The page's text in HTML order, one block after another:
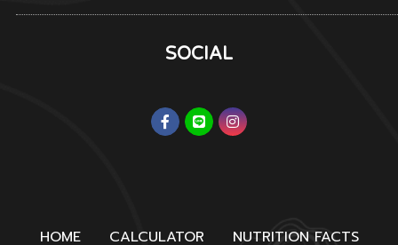
SOCIAL
HOME CALCULATOR NUTRITION FACTS